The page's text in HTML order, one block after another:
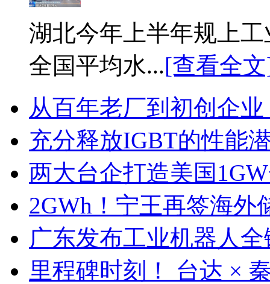
湖北今年上半年规上
全国平均水...[查看全
从百年老厂到初创企
充分释放IGBT的性能
两大台企打造美国
2GWh！宁王再签海外
广东发布工业机器人
里程碑时刻！ 台达 ×